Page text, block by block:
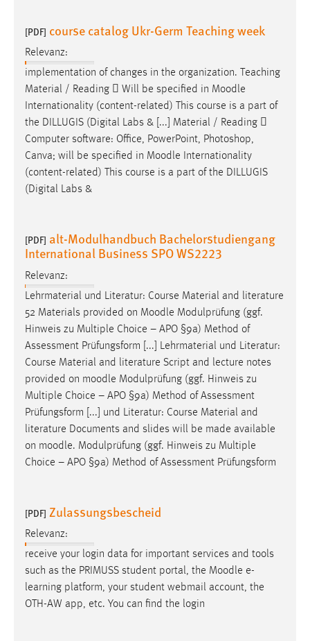
[PDF] course catalog Ukr-Germ Teaching week
Relevanz:
implementation of changes in the organization. Teaching
Material / Reading  Will be specified in Moodle
Internationality (content-related) This course is a part of
the DILLUGIS (Digital Labs & [...] Material / Reading 
Computer software: Office, PowerPoint, Photoshop,
Canva; will be specified in Moodle Internationality
(content-related) This course is a part of the DILLUGIS
(Digital Labs &
[PDF] alt-Modulhandbuch Bachelorstudiengang
International Business SPO WS2223
Relevanz:
Lehrmaterial und Literatur: Course Material and literature
52 Materials provided on Moodle Modulprüfung (ggf.
Hinweis zu Multiple Choice – APO §9a) Method of
Assessment Prüfungsform [...] Lehrmaterial und Literatur:
Course Material and literature Script and lecture notes
provided on moodle Modulprüfung (ggf. Hinweis zu
Multiple Choice – APO §9a) Method of Assessment
Prüfungsform [...] und Literatur: Course Material and
literature Documents and slides will be made available
on moodle. Modulprüfung (ggf. Hinweis zu Multiple
Choice – APO §9a) Method of Assessment Prüfungsform
[PDF] Zulassungsbescheid
Relevanz:
receive your login data for important services and tools
such as the PRIMUSS student portal, the Moodle e-
learning platform, your student webmail account, the
OTH-AW app, etc. You can find the login
Max. 13 Monate
MARKETING
Marketing Cookies werden von Drittanbietern
verwendet, um personalisierte Werbung anzuzeigen.
Sie tun dies, indem sie Besucher über Websites
hinweg verfolgen.
Name:
Anbieter:
Zweck:
Conversion-Tracking
Cookie Laufzeit:
3 Monate
Facebook Pixel
_fbp
Facebook
Zweck:
Conversion-Tracking
Cookie Laufzeit:
3 Monate